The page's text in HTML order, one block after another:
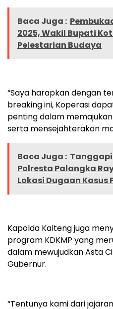
Baca Juga :
2025, Wakil Bupati
Pelestarian Budaya
“Saya harapkan dengan
breaking ini, Koperasi
penting dalam
serta mensejahterakan
Baca Juga :
Polresta Palangka
Lokasi Dugaan Kasus
Kapolda Kalteng juga
program KDKMP yang
dalam mewujudkan Asta
Gubernur.
“Tentunya kami dari